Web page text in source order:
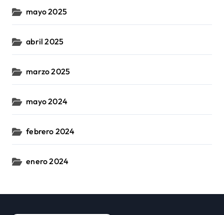
mayo 2025
abril 2025
marzo 2025
mayo 2024
febrero 2024
enero 2024